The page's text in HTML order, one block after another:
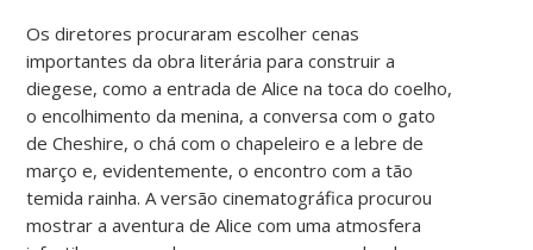
Os diretores procuraram escolher cenas
importantes da obra literária para construir a
diegese, como a entrada de Alice na toca do coelho,
o encolhimento da menina, a conversa com o gato
de Cheshire, o chá com o chapeleiro e a lebre de
março e, evidentemente, o encontro com a tão
temida rainha. A versão cinematográfica procurou
mostrar a aventura de Alice com uma atmosfera